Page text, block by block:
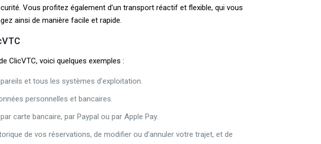
Vous profitez également d’un transport réactif et flexible, qui vous
ainsi de manière facile et rapide.
ClicVTC, voici quelques exemples :
et tous les systèmes d’exploitation.
personnelles et bancaires.
carte bancaire, par Paypal ou par Apple Pay.
de vos réservations, de modifier ou d’annuler votre trajet, et de